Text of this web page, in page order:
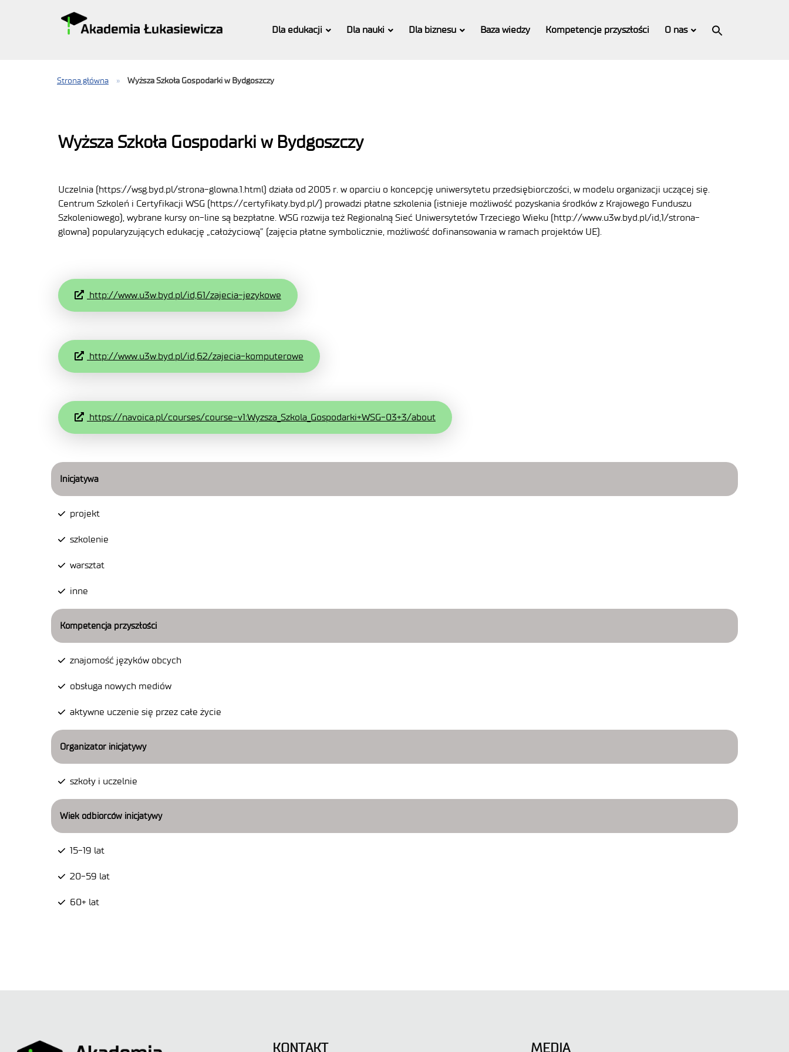
Dla edukacji Dla nauki Dla biznesu Baza wiedzy Kompetencje przyszłości O nas
Strona główna » Wyższa Szkoła Gospodarki w Bydgoszczy
Wyższa Szkoła Gospodarki w Bydgoszczy
Uczelnia (https://wsg.byd.pl/strona-glowna.1.html) działa od 2005 r. w oparciu o koncepcję uniwersytetu przedsiębiorczości, w modelu organizacji uczącej się.
Centrum Szkoleń i Certyfikacji WSG (https://certyfikaty.byd.pl/) prowadzi płatne szkolenia (istnieje możliwość pozyskania środków z Krajowego Funduszu
Szkoleniowego), wybrane kursy on-line są bezpłatne. WSG rozwija też Regionalną Sieć Uniwersytetów Trzeciego Wieku (http://www.u3w.byd.pl/id,1/strona-
glowna) popularyzujących edukację „całożyciową” (zajęcia płatne symbolicznie, możliwość dofinansowania w ramach projektów UE).
http://www.u3w.byd.pl/id,61/zajecia-jezykowe
http://www.u3w.byd.pl/id,62/zajecia-komputerowe
https://navoica.pl/courses/course-v1:Wyzsza_Szkola_Gospodarki+WSG-03+3/about
Inicjatywa
projekt
szkolenie
warsztat
inne
Kompetencja przyszłości
znajomość języków obcych
obsługa nowych mediów
aktywne uczenie się przez całe życie
Organizator inicjatywy
szkoły i uczelnie
Wiek odbiorców inicjatywy
15-19 lat
20-59 lat
60+ lat
KONTAKT MEDIA